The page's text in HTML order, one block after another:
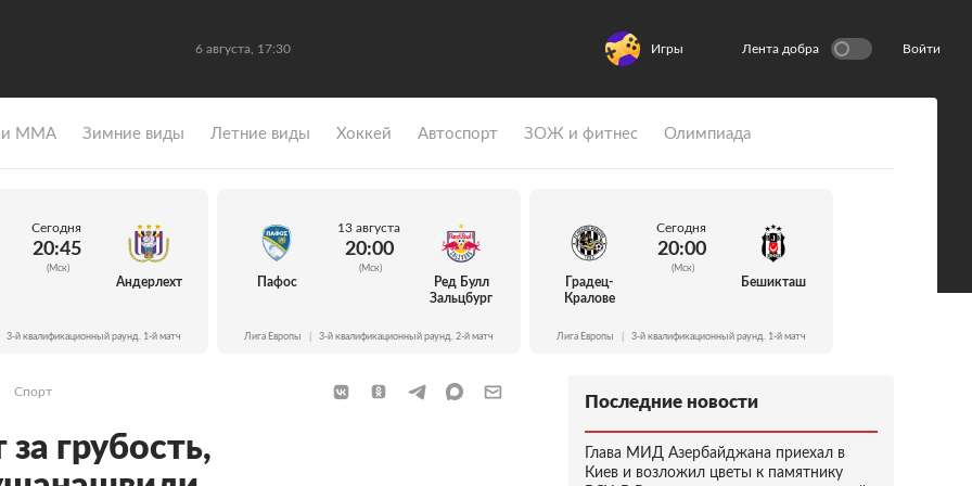
6 августа, 17:30 Игры Лента добра Войти
и ММА Зимние виды Летние виды Хоккей Автоспорт ЗОЖ и фитнес Олимпиада
Сегодня
20:45
(Мск)
Андерлехт
3-й квалификационный раунд. 1-й матч
Пафос
13 августа
20:00
(Мск)
Ред Булл
Зальцбург
Лига Европы 3-й квалификационный раунд. 2-й матч
Градец-
Кралове
Сегодня
20:00
(Мск)
Бешикташ
Лига Европы 3-й квалификационный раунд. 1-й матч
Спорт
грубость,
Последние новости
Глава МИД Азербайджана приехал в
Киев и возложил цветы к памятнику